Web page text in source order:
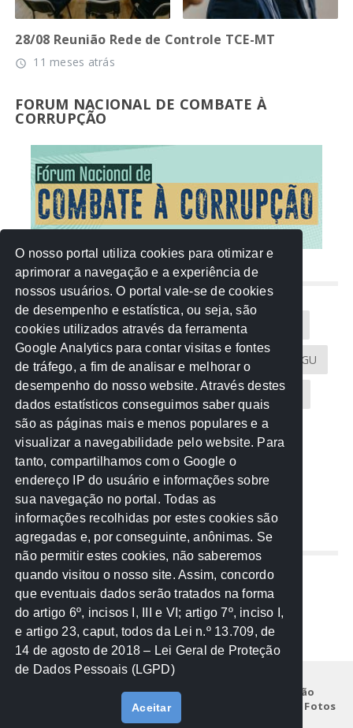
28/08 Reunião Rede de Controle TCE-MT
access_time 11 meses atrás
FORUM NACIONAL DE COMBATE À
CORRUPÇÃO
NUVEM DE TAGS
Acontece na Rede AGU AMM
Atricon Audicom CAU-MT CGU
CREA-MT Eventos MPC-MT MPE-MT
MPF Notícias PF PGE-MT PGR
Receita Federal Sem categoria
TCE-MT TCU TRE
REDE NOS ESTADOS
Mato Grosso do Sul
Paraná
Nacional
Institucional
Legislação
Notícias
Galeria de Fotos
Fale Conosco
O nosso portal utiliza cookies para otimizar e
aprimorar a navegação e a experiência de
nossos usuários. O portal vale-se de cookies
de desempenho e estatística, ou seja, são
cookies utilizados através da ferramenta
Google Analytics para contar visitas e fontes
de tráfego, a fim de analisar e melhorar o
desempenho do nosso website. Através destes
dados estatísticos conseguimos saber quais
são as páginas mais e menos populares e a
visualizar a navegabilidade pelo website. Para
tanto, compartilhamos com o Google o
endereço IP do usuário e informações sobre
sua navegação no portal. Todas as
informações recolhidas por estes cookies são
agregadas e, por conseguinte, anônimas. Se
não permitir estes cookies, não saberemos
quando visitou o nosso site. Assim, concordo
que eventuais dados serão tratados na forma
do artigo 6º, incisos I, III e VI; artigo 7º, inciso I,
e artigo 23, caput, todos da Lei n.º 13.709, de
14 de agosto de 2018 – Lei Geral de Proteção
de Dados Pessoais (LGPD)
Aceitar